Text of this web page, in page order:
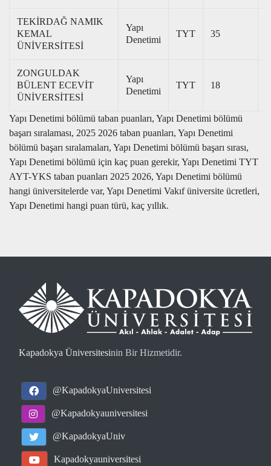
TEKİRDAĞ NAMIK
KEMAL
ÜNİVERSİTESİ
Yapı
Denetimi
TYT 35
ZONGULDAK
BÜLENT ECEVİT
ÜNİVERSİTESİ
Yapı
Denetimi
TYT 18
Yapı Denetimi bölümü taban puanları, Yapı Denetimi bölümü
başarı sıralaması, 2025 2026 taban puanları, Yapı Denetimi
bölümü başarı sıralamaları, Yapı Denetimi bölümü başarı sırası,
Yapı Denetimi bölümü için kaç puan gerekir, Yapı Denetimi TYT
AYT-YKS taban puanları 2025 2026, Yapı Denetimi bölümü
hangi üniversitelerde var, Yapı Denetimi Vakıf üniversite ücretleri,
Yapı Denetimi hangi puan türü, kaç yıllık.
Kapadokya Üniversitesinin Bir Hizmetidir.
@KapadokyaUniversitesi
@Kapadokyauniversitesi
@KapadokyaUniv
Kapadokyauniversitesi